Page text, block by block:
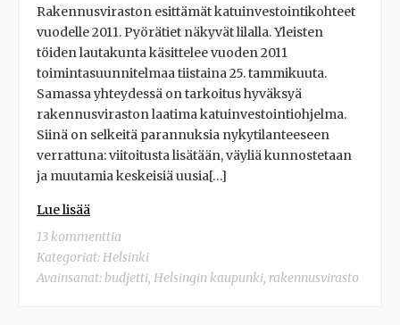
Rakennusviraston esittämät katuinvestointikohteet
vuodelle 2011. Pyörätiet näkyvät lilalla. Yleisten
töiden lautakunta käsittelee vuoden 2011
toimintasuunnitelmaa tiistaina 25. tammikuuta.
Samassa yhteydessä on tarkoitus hyväksyä
rakennusviraston laatima katuinvestointiohjelma.
Siinä on selkeitä parannuksia nykytilanteeseen
verrattuna: viitoitusta lisätään, väyliä kunnostetaan
ja muutamia keskeisiä uusia[…]
Lue lisää
13 kommenttia
Kategoriat: Helsinki
Avainsanat: budjetti Helsingin kaupunki rakennusvirasto